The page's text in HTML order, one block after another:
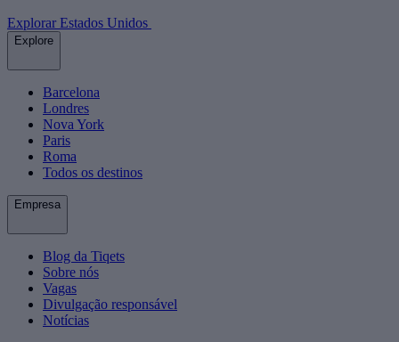
Explorar Estados Unidos
Explore
Barcelona
Londres
Nova York
Paris
Roma
Todos os destinos
Empresa
Blog da Tiqets
Sobre nós
Vagas
Divulgação responsável
Notícias